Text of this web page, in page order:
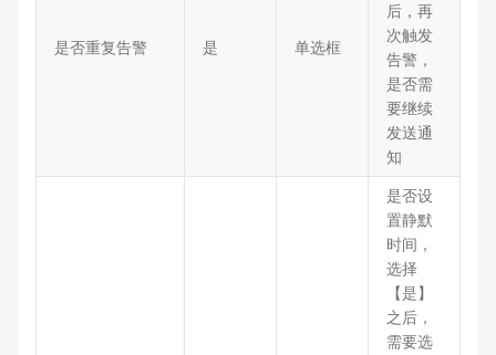
是否重复告警 是 单选框
后，再
次触发
告警，
是否需
要继续
发送通
知
是否设
置静默
时间，
选择
【是】
之后，
需要选